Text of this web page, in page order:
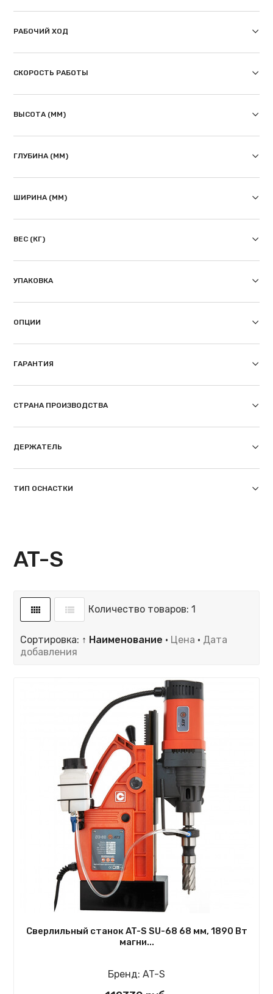
РАБОЧИЙ ХОД
СКОРОСТЬ РАБОТЫ
ВЫСОТА (ММ)
ГЛУБИНА (ММ)
ШИРИНА (ММ)
ВЕС (КГ)
УПАКОВКА
ОПЦИИ
ГАРАНТИЯ
СТРАНА ПРОИЗВОДСТВА
ДЕРЖАТЕЛЬ
ТИП ОСНАСТКИ
AT-S
Количество товаров: 1
Сортировка: ↑ Наименование · Цена · Дата
добавления
Сверлильный станок AT-S SU-68 68 мм, 1890 Вт
магни...
Бренд: AT-S